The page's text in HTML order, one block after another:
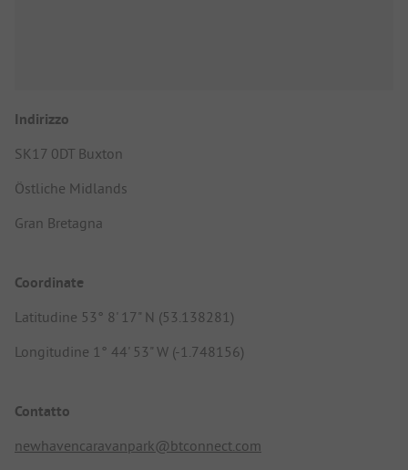
Indirizzo
SK17 0DT Buxton
Östliche Midlands
Gran Bretagna
Coordinate
Latitudine 53° 8' 17" N (53.138281)
Longitudine 1° 44' 53" W (-1.748156)
Contatto
newhavencaravanpark@btconnect.com